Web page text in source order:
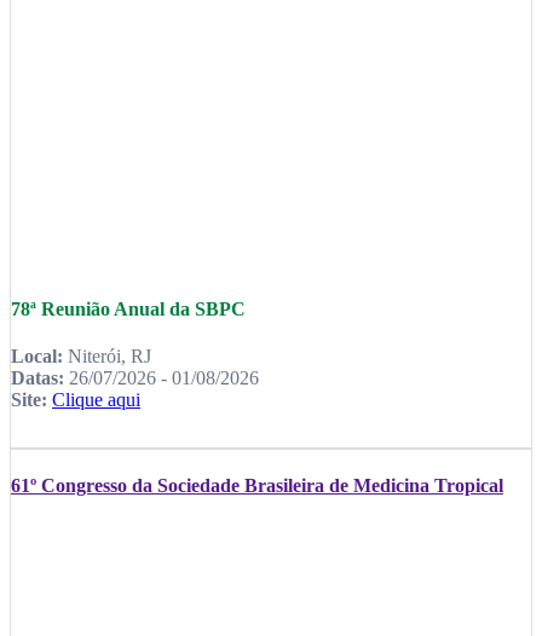
78ª Reunião Anual da SBPC
Local: Niterói, RJ
Datas: 26/07/2026 - 01/08/2026
Site: Clique aqui
61º Congresso da Sociedade Brasileira de Medicina Tropical